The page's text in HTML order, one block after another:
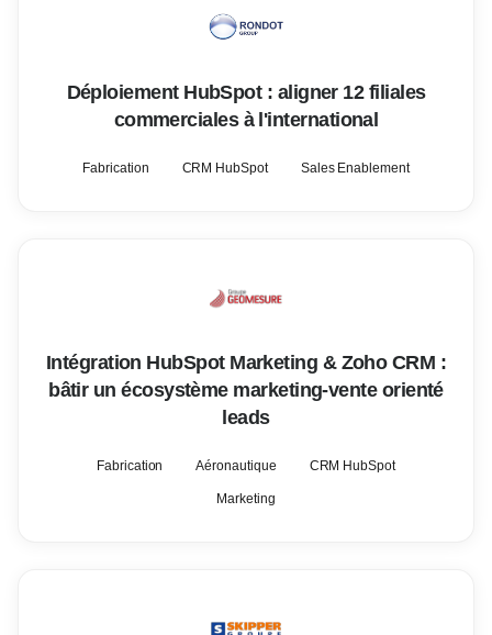
Déploiement HubSpot : aligner 12 filiales
commerciales à l'international
Fabrication CRM HubSpot Sales Enablement
Intégration HubSpot Marketing & Zoho CRM :
bâtir un écosystème marketing-vente orienté
leads
Fabrication Aéronautique CRM HubSpot
Marketing